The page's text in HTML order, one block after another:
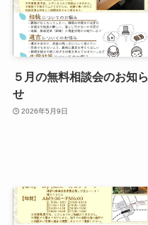
５月の無料相談会のお知ら
せ
2026年5月9日